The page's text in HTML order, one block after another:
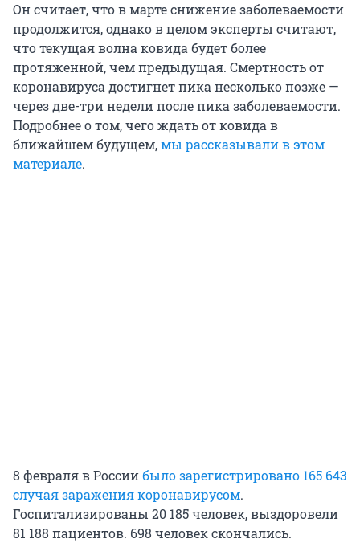
Он считает, что в марте снижение заболеваемости
продолжится, однако в целом эксперты считают,
что текущая волна ковида будет более
протяженной, чем предыдущая. Смертность от
коронавируса достигнет пика несколько позже —
через две-три недели после пика заболеваемости.
Подробнее о том, чего ждать от ковида в
ближайшем будущем,мы рассказывали в этом
материале.
8 февраля в Россиибыло зарегистрировано 165 643
случая заражения коронавирусом.
Госпитализированы 20 185 человек, выздоровели
81 188 пациентов. 698 человек скончались.